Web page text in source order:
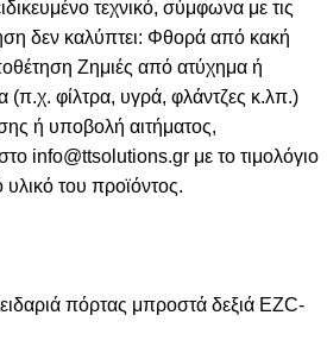
τεχνικό, σύμφωνα με τις
δεν καλύπτει: Φθορά από κακή
Ζημιές από ατύχημα ή
φίλτρα, υγρά, φλάντζες κ.λπ.)
ή υποβολή αιτήματος,
info@ttsolutions.gr με το τιμολόγιο
του προϊόντος.
πόρτας μπροστά δεξιά EZC-